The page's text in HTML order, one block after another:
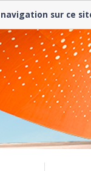
sur ce